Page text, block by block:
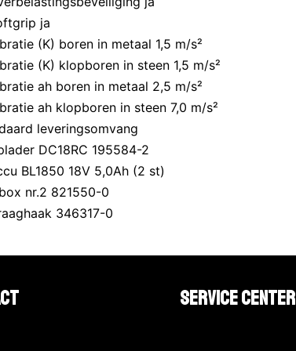
ja
(K) boren in metaal 1,5 m/s²
(K) klopboren in steen 1,5 m/s²
ah boren in metaal 2,5 m/s²
ah klopboren in steen 7,0 m/s²
leveringsomvang
DC18RC 195584-2
BL1850 18V 5,0Ah (2 st)
nr.2 821550-0
346317-0
Service Center